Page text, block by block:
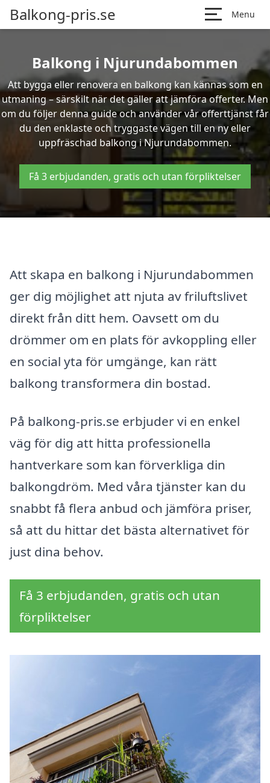
Balkong-pris.se Menu
Balkong i Njurundabommen
Att bygga eller renovera en balkong kan kännas som en
utmaning – särskilt när det gäller att jämföra offerter. Men
om du följer denna guide och använder vår offerttjänst får
du den enklaste och tryggaste vägen till en ny eller
uppfräschad balkong i Njurundabommen.
Få 3 erbjudanden, gratis och utan förpliktelser
Att skapa en balkong i Njurundabommen
ger dig möjlighet att njuta av friluftslivet
direkt från ditt hem. Oavsett om du
drömmer om en plats för avkoppling eller
en social yta för umgänge, kan rätt
balkong transformera din bostad.
På balkong-pris.se erbjuder vi en enkel
väg för dig att hitta professionella
hantverkare som kan förverkliga din
balkongdröm. Med våra tjänster kan du
snabbt få flera anbud och jämföra priser,
så att du hittar det bästa alternativet för
just dina behov.
Få 3 erbjudanden, gratis och utan
förpliktelser